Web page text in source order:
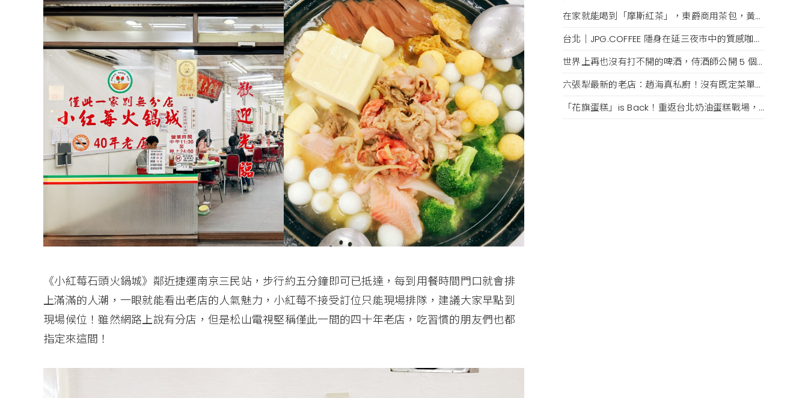
《小紅莓石頭火鍋城》鄰近捷運南京三民站，步行約五分鐘即可已抵達，每到用餐時間門口就會排
上滿滿的人潮，一眼就能看出老店的人氣魅力，小紅莓不接受訂位只能現場排隊，建議大家早點到
現場候位！雖然網路上說有分店，但是松山電視堅稱僅此一間的四十年老店，吃習慣的朋友們也都
指定來這間！
在家就能喝到「摩斯紅茶」，東爵商用茶包，黃金比例煮法，還原度百分百！
台北｜JPG.COFFEE 隱身在延三夜市中的質感咖啡店，絕美傢俱、必點鮮奶油拿鐵、可頌鬆餅
世界上再也沒有打不開的啤酒，侍酒師公開 5 個沒有開瓶器也能隨時開喝的技巧
六張犁最新的老店：趙海真私廚！沒有既定菜單，如同眷村媽媽的隨興，收到預訂發想最合適的眷村菜
「花旗蛋糕」is Back！重返台北奶油蛋糕戰場，掀起老台北人的回憶